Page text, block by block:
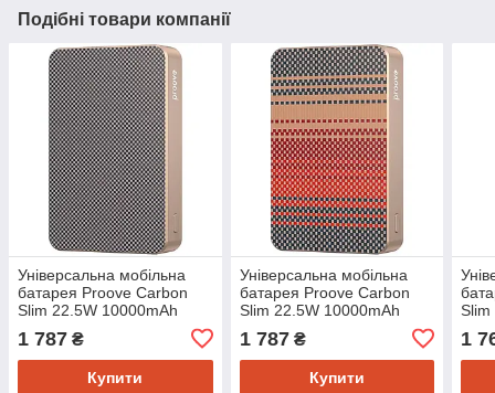
Подібні товари компанії
Універсальна мобільна
батарея Proove Carbon
Slim 22.5W 10000mAh
Sunflare (PBCS22110050)
1 787 ₴
Купити
Універсальна мобільна
батарея Proove Carbon
Slim 22.5W 10000mAh
Glowrise (PBCS22110052)
1 787₴
Купити
Slim
1